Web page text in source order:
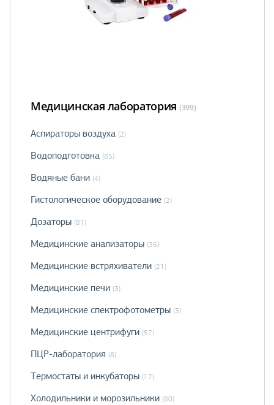
Медицинская лаборатория (399)
Аспираторы воздуха (2)
Водоподготовка (85)
Водяные бани (4)
Гистологическое оборудование (2)
Дозаторы (81)
Медицинские анализаторы (36)
Медицинские встряхиватели (21)
Медицинские печи (3)
Медицинские спектрофотометры (3)
Медицинские центрифуги (57)
ПЦР-лаборатория (8)
Термостаты и инкубаторы (17)
Холодильники и морозильники (80)